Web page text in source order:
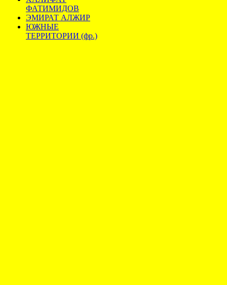
ФАТИМИДОВ
ЭМИРАТ АЛЖИР
ЮЖНЫЕ
ТЕРРИТОРИИ (фр.)